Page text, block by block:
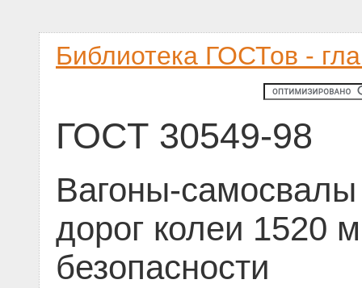
Библиотека ГОСТов -
ГОСТ 30549-98
Вагоны-
дорог колеи 1520
безопасности